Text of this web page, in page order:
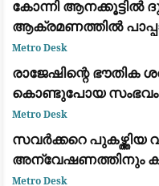
കോന്നി ആനക്കൂട്ടിൽ
ആക്രമണത്തിൽ
Metro Desk
രാജേഷിന്റെ ഭൗതിക
കൊണ്ടുപോയ
തഹസിൽദാറിനെ
നിർദ്ദേശം
Metro Desk
സവർക്കറെ പുകഴ്ത്തിയ
അന്വേഷണത്തിനും
നൽകി വിദ്യാഭ്യാസ
Metro Desk